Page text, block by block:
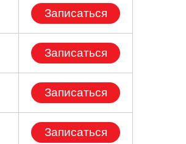
Записаться
Записаться
Записаться
Записаться